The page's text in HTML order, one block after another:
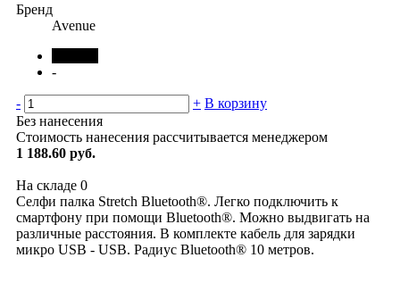
Бренд
Avenue
-
- + В корзину
Без нанесения
Стоимость нанесения рассчитывается менеджером
1 188.60 руб.
На складе 0
Селфи палка Stretch Bluetooth®. Легко подключить к
смартфону при помощи Bluetooth®. Можно выдвигать на
различные расстояния. В комплекте кабель для зарядки
микро USB - USB. Радиус Bluetooth® 10 метров.